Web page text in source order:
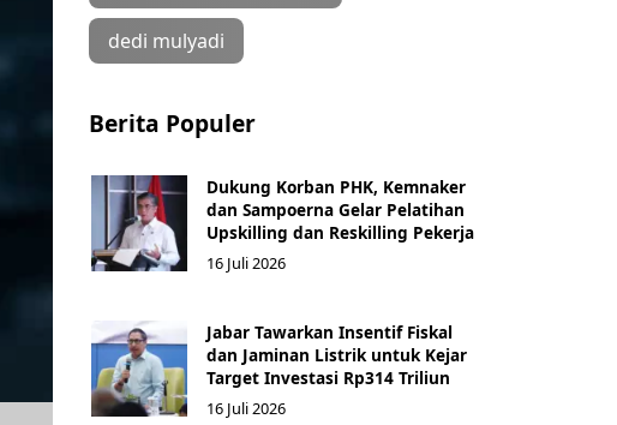
dedi mulyadi
Berita Populer
Dukung Korban PHK, Kemnaker
dan Sampoerna Gelar Pelatihan
Upskilling dan Reskilling Pekerja
16 Juli 2026
Jabar Tawarkan Insentif Fiskal
dan Jaminan Listrik untuk Kejar
Target Investasi Rp314 Triliun
16 Juli 2026